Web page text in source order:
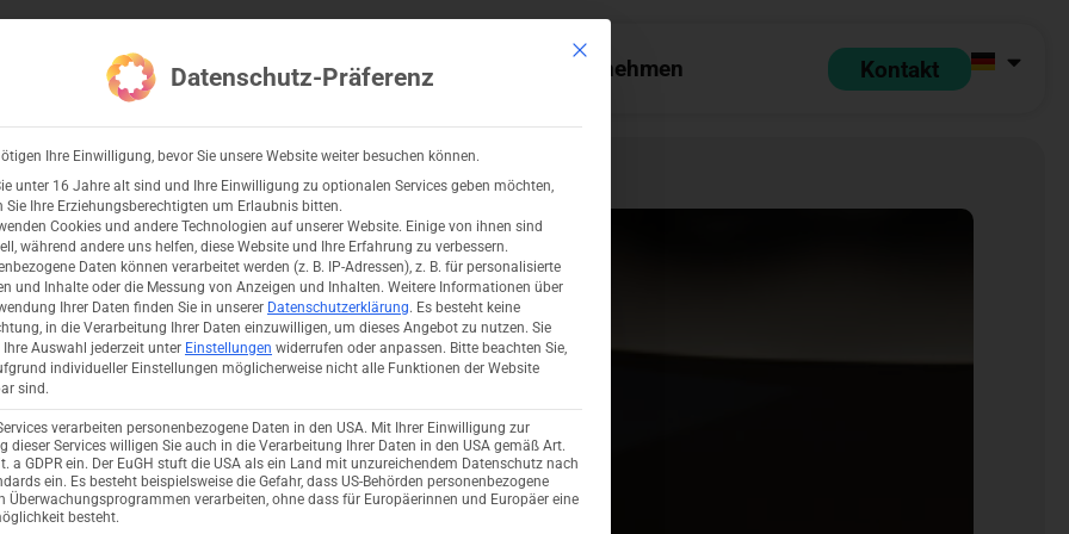
Open Salesforce
Branchen
Open Branchen
Produkte & Partner
Open Produkte & Partner
Ressourcen
Open Ressourcen
Unternehmen
Open Unternehmen
Kontakt
Lösungen reale
für unsere Kunden schaffen. Entdecken
Technologie und Strategie angehen,
Mit diesem Button wird der Dialog geschlossen. Seine Funktionalität ist
Datenschutz-Präferenz
Ihre Einwilligung, bevor Sie unsere Website weiter besuchen können.
unter 16 Jahre alt sind und Ihre Einwilligung zu optionalen Services geben möchten,
Sie Ihre Erziehungsberechtigten um Erlaubnis bitten.
Cookies und andere Technologien auf unserer Website. Einige von ihnen sind
während andere uns helfen, diese Website und Ihre Erfahrung zu verbessern.
Daten können verarbeitet werden (z. B. IP-Adressen), z. B. für personalisierte
und Inhalte oder die Messung von Anzeigen und Inhalten. Weitere Informationen über
Ihrer Daten finden Sie in unserer Datenschutzerklärung. Es besteht keine
in die Verarbeitung Ihrer Daten einzuwilligen, um dieses Angebot zu nutzen. Sie
Auswahl jederzeit unter Einstellungen widerrufen oder anpassen. Bitte beachten Sie,
individueller Einstellungen möglicherweise nicht alle Funktionen der Website
sind.
verarbeiten personenbezogene Daten in den USA. Mit Ihrer Einwilligung zur
dieser Services willigen Sie auch in die Verarbeitung Ihrer Daten in den USA gemäß Art.
a GDPR ein. Der EuGH stuft die USA als ein Land mit unzureichendem Datenschutz nach
ein. Es besteht beispielsweise die Gefahr, dass US-Behörden personenbezogene
Überwachungsprogrammen verarbeiten, ohne dass für Europäerinnen und Europäer eine
besteht.